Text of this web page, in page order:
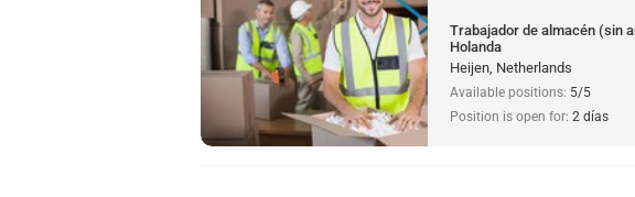
Trabajador de almacén (sin
Holanda
Heijen, Netherlands
Available positions: 5/5
Position is open for: 2 días